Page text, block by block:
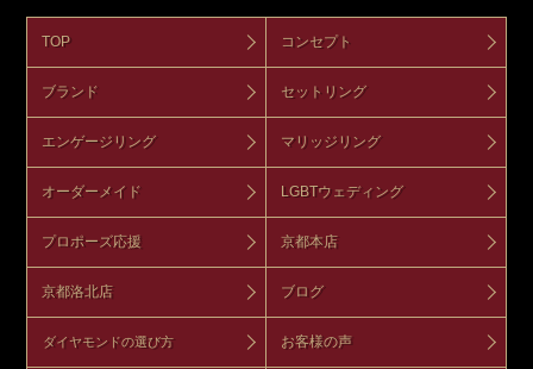
TOP コンセプト
ブランド セットリング
エンゲージリング マリッジリング
オーダーメイド LGBTウェディング
プロポーズ応援 京都本店
京都洛北店 ブログ
ダイヤモンドの選び方 お客様の声